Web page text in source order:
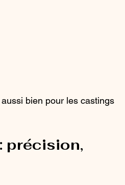
aussi bien pour les castings
précision,